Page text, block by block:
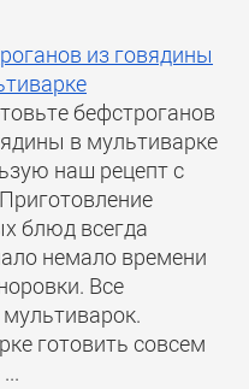
из говядины
бефстроганов
в мультиварке
наш рецепт с
блюд всегда
немало времени
Все
готовить совсем